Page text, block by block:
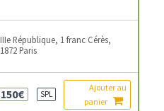
IIIe République, 1 franc Cérès,
1872 Paris
150€ SPL
Ajouter au
panier